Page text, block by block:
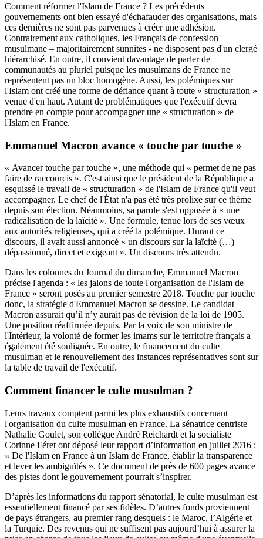
Comment réformer l'Islam de France ? Les précédents
gouvernements ont bien essayé d'échafauder des organisations, mais
ces dernières ne sont pas parvenues à créer une adhésion.
Contrairement aux catholiques, les Français de confession
musulmane – majoritairement sunnites - ne disposent pas d'un clergé
hiérarchisé. En outre, il convient davantage de parler de
communautés au pluriel puisque les musulmans de France ne
représentent pas un bloc homogène. Aussi, les polémiques sur
l'Islam ont créé une forme de défiance quant à toute « structuration »
venue d'en haut. Autant de problématiques que l'exécutif devra
prendre en compte pour accompagner une « structuration » de
l'Islam en France.
Emmanuel Macron avance « touche par touche »
« Avancer touche par touche », une méthode qui « permet de ne pas
faire de raccourcis ». C'est ainsi que le président de la République a
esquissé le travail de « structuration » de l'Islam de France qu'il veut
accompagner. Le chef de l'État n'a pas été très prolixe sur ce thème
depuis son élection. Néanmoins, sa parole s'est opposée à « une
radicalisation de la laïcité ». Une formule, tenue lors de ses vœux
aux autorités religieuses, qui a créé la polémique. Durant ce
discours, il avait aussi annoncé « un discours sur la laïcité (…)
dépassionné, direct et exigeant ». Un discours très attendu.
Dans les colonnes du Journal du dimanche, Emmanuel Macron
précise l'agenda : « les jalons de toute l'organisation de l'Islam de
France » seront posés au premier semestre 2018. Touche par touche
donc, la stratégie d'Emmanuel Macron se dessine. Le candidat
Macron assurait qu’il n’y aurait pas de révision de la loi de 1905.
Une position réaffirmée depuis. Par la voix de son ministre de
l'Intérieur, la volonté de former les imams sur le territoire français a
également été soulignée. En outre, le financement du culte
musulman et le renouvellement des instances représentatives sont sur
la table de travail de l'exécutif.
Comment financer le culte musulman ?
Leurs travaux comptent parmi les plus exhaustifs concernant
l'organisation du culte musulman en France. La sénatrice centriste
Nathalie Goulet, son collègue André Reichardt et la socialiste
Corinne Féret ont déposé leurrapport d’information en juillet 2016 :
« De l'Islam en France à un Islam de France, établir la transparence
et lever les ambiguïtés ». Ce document de près de 600 pages avance
des pistes dont le gouvernement pourrait s’inspirer.
D’après les informations du rapport sénatorial, le culte musulman est
essentiellement financé par ses fidèles. D’autres fonds proviennent
de pays étrangers, au premier rang desquels : le Maroc, l’Algérie et
la Turquie. Des revenus qui ne suffisent pas aujourd’hui à assurer la